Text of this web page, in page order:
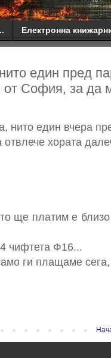
Електронна
един пред
от София, за да
нито един вчера
хората
ще платим е
чифтета Ф16...
ги плащаме